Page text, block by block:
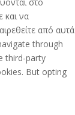
και να
από αυτά
through
third-party
But opting